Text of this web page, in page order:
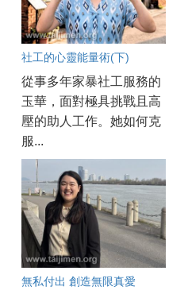
社工的心靈能量術(下)
從事多年家暴社工服務的
玉華，面對極具挑戰且高
壓的助人工作。她如何克
服...
無私付出 創造無限真愛